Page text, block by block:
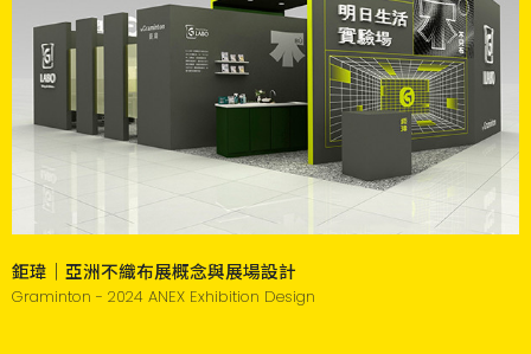
鉅瑋｜亞洲不織布展概念與展場設計
Graminton - 2024 ANEX Exhibition Design